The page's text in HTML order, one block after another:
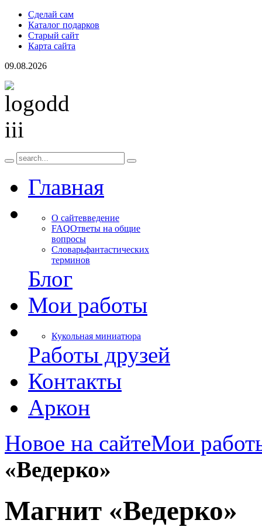
Сделай сам
Каталог подарков
Старый сайт
Карта сайта
09.08.2026
Главная
О сайтевведение
FAQОтветы на общие
вопросы
Словарьфантастических
терминов
Блог
Мои работы
Кукольная миниатюра
Работы друзей
Контакты
Аркон
Новое на сайтеМои
«Ведерко»
Магнит «Ведерко»